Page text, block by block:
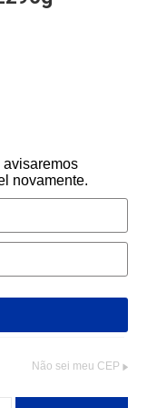
avisaremos
novamente.
Não sei meu CEP